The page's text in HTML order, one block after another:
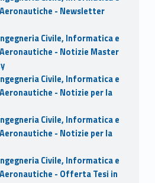
- Newsletter
Civile, Informatica e
- Notizie Master
Civile, Informatica e
- Notizie per la
Civile, Informatica e
- Notizie per la
Civile, Informatica e
- Offerta Tesi in